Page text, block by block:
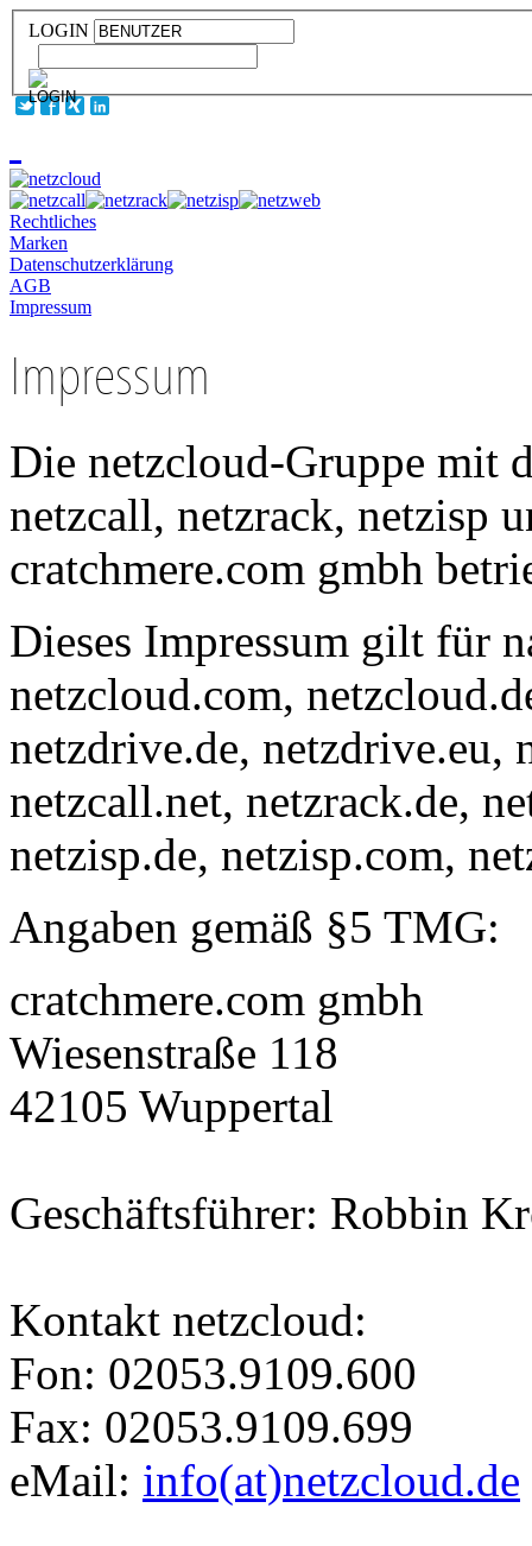
LOGIN
Rechtliches
Marken
Datenschutzerklärung
AGB
Impressum
Impressum
Die netzcloud-Gruppe mit
netzcall, netzrack, netzisp
cratchmere.com gmbh
Dieses Impressum gilt für
netzcloud.com,
netzdrive.de, netzdrive.eu,
netzcall.net, netzrack.de,
netzisp.de, netzisp.com,
Angaben gemäß §5 TMG:
cratchmere.com gmbh
Wiesenstraße 118
42105 Wuppertal
Geschäftsführer: Robbin
Kontakt netzcloud:
Fon: 02053.9109.600
Fax: 02053.9109.699
eMail: info(at)netzcloud.de